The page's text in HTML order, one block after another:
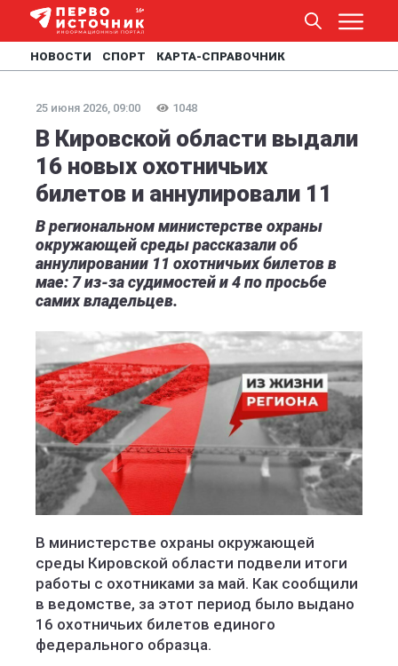
НОВОСТИ СПОРТ КАРТА-СПРАВОЧНИК
25 июня 2026, 09:00 1048
В Кировской области выдали
16 новых охотничьих
билетов и аннулировали 11
В региональном министерстве охраны
окружающей среды рассказали об
аннулировании 11 охотничьих билетов в
мае: 7 из-за судимостей и 4 по просьбе
самих владельцев.
В министерстве охраны окружающей
среды Кировской области подвели итоги
работы с охотниками за май. Как сообщили
в ведомстве, за этот период было выдано
16 охотничьих билетов единого
федерального образца.